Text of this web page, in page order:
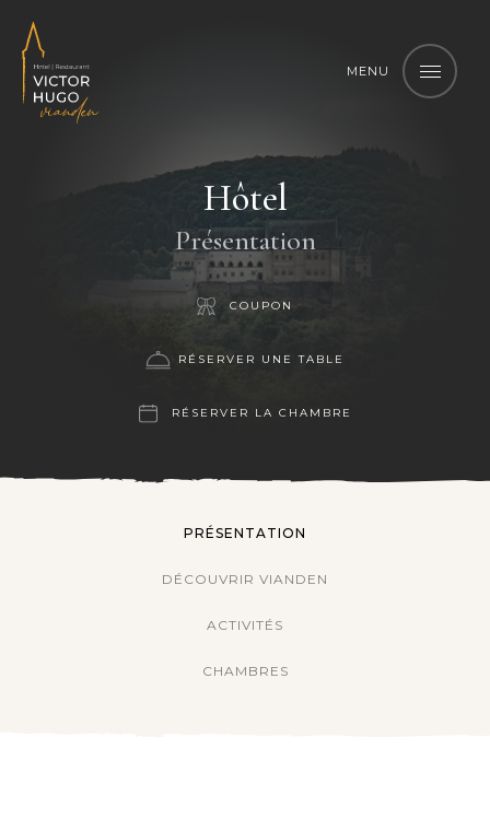
MENU
Hôtel
Présentation
COUPON
RÉSERVER UNE TABLE
RÉSERVER LA CHAMBRE
PRÉSENTATION
DÉCOUVRIR VIANDEN
ACTIVITÉS
CHAMBRES